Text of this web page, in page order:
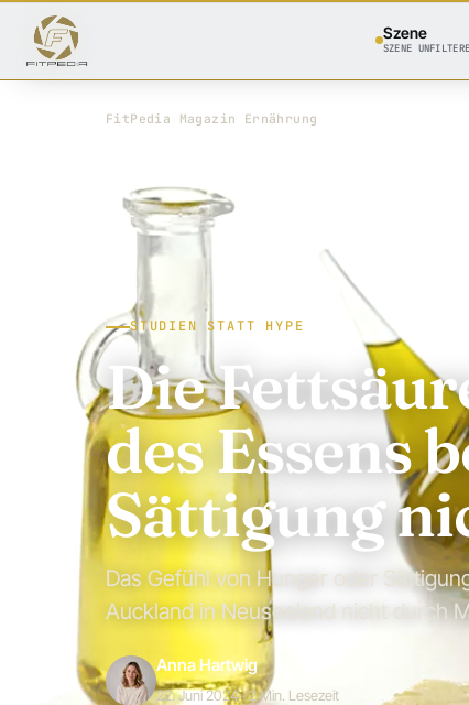
Szene
SZENE
FitPedia Magazin Ernährung
STUDIEN STATT HYPE
Die
des Essens
Sättigung
Das Gefühl von Hunger oder
Auckland in Neuseeland nicht durch
Anna Hartwig
22. Juni 2024· 2 Min. Lesezeit